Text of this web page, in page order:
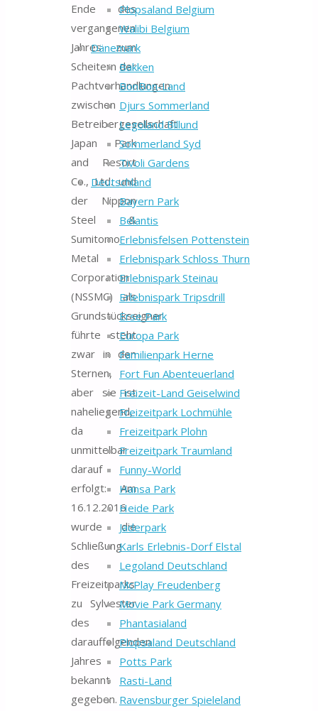
Plopsaland Belgium
Walibi Belgium
Dänemark
Bakken
BonBon-Land
Djurs Sommerland
Legoland Billund
Sommerland Syd
Tivoli Gardens
Deutschland
Bayern Park
Belantis
Erlebnisfelsen Pottenstein
Erlebnispark Schloss Thurn
Erlebnispark Steinau
Erlebnispark Tripsdrill
Erse Park
Europa Park
Familienpark Herne
Fort Fun Abenteuerland
Freizeit-Land Geiselwind
Freizeitpark Lochmühle
Freizeitpark Plohn
Freizeitpark Traumland
Funny-World
Hansa Park
Heide Park
Jaderpark
Karls Erlebnis-Dorf Elstal
Legoland Deutschland
McPlay Freudenberg
Movie Park Germany
Phantasialand
Plopsaland Deutschland
Potts Park
Rasti-Land
Ravensburger Spieleland
Ende des
vergangenen
Jahres zum
Scheitern der
Pachtverhandlungen
zwischen
Betreibergesellschaft
Japan Park
and Resort
Co., Ltd. und
der Nippon
Steel &
Sumitomo
Metal
Corporation
(NSSMC) als
Grundstückseigner
führte steht
zwar in den
Sternen,
aber sie ist
naheliegend,
da
unmittelbar
darauf
erfolgt: Am
16.12.2016
wurde die
Schließung
des
Freizeitparks
zu Sylvester
des
darauffolgenden
Jahres
bekannt
gegeben.